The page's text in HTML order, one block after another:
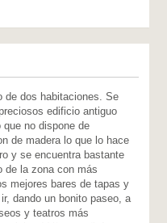
de dos habitaciones. Se
edificio antiguo
no dispone de
de madera lo que lo hace
y se encuentra bastante
de la zona con más
mejores bares de tapas y
dando un bonito paseo, a
y teatros más